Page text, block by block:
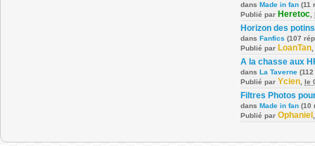
dans Made in fan (11
Publié par Heretoc
Horizon des potins
dans Fanfics (107
Publié par LoanTan
A la chasse aux
dans La Taverne
Publié par Ycien le
Filtres Photos
dans Made in fan (10
Publié par Ophaniel